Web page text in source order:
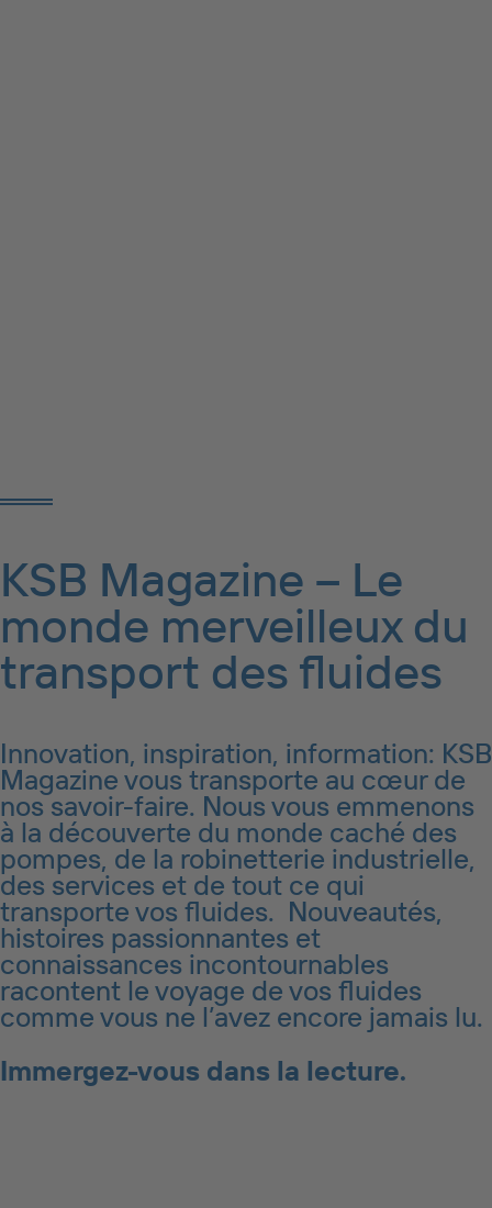
KSB Magazine – Le
monde merveilleux du
transport des fluides
Innovation, inspiration, information: KSB
Magazine vous transporte au cœur de
nos savoir-faire. Nous vous emmenons
à la découverte du monde caché des
pompes, de la robinetterie industrielle,
des services et de tout ce qui
transporte vos fluides. Nouveautés,
histoires passionnantes et
connaissances incontournables
racontent le voyage de vos fluides
comme vous ne l’avez encore jamais lu.
Immergez-vous dans la lecture.